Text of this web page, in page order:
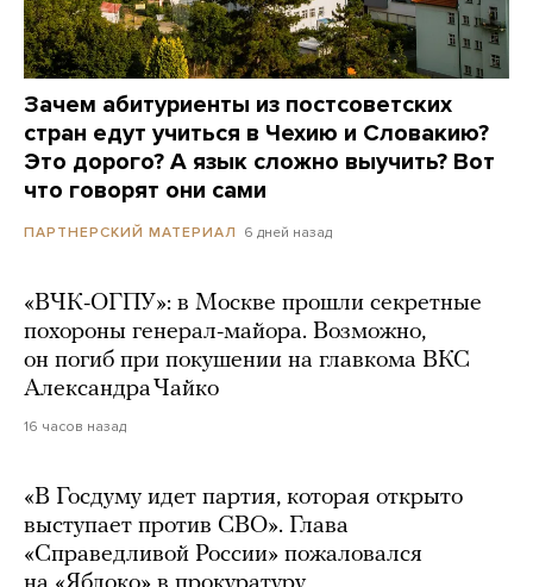
Зачем абитуриенты из постсоветских
стран едут учиться в Чехию и Словакию?
Это дорого? А язык сложно выучить? Вот
что говорят они сами
ПАРТНЕРСКИЙ МАТЕРИАЛ 6 дней назад
«ВЧК-ОГПУ»: в Москве прошли секретные
похороны генерал-майора. Возможно,
он погиб при покушении на главкома ВКС
Александра Чайко
16 часов назад
«В Госдуму идет партия, которая открыто
выступает против СВО». Глава
«Справедливой России» пожаловался